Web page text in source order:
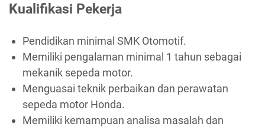
Kualifikasi Pekerja
Pendidikan minimal SMK Otomotif.
Memiliki pengalaman minimal 1 tahun sebagai
mekanik sepeda motor.
Menguasai teknik perbaikan dan perawatan
sepeda motor Honda.
Memiliki kemampuan analisa masalah dan